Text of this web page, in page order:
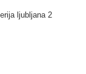
ljubljana 2